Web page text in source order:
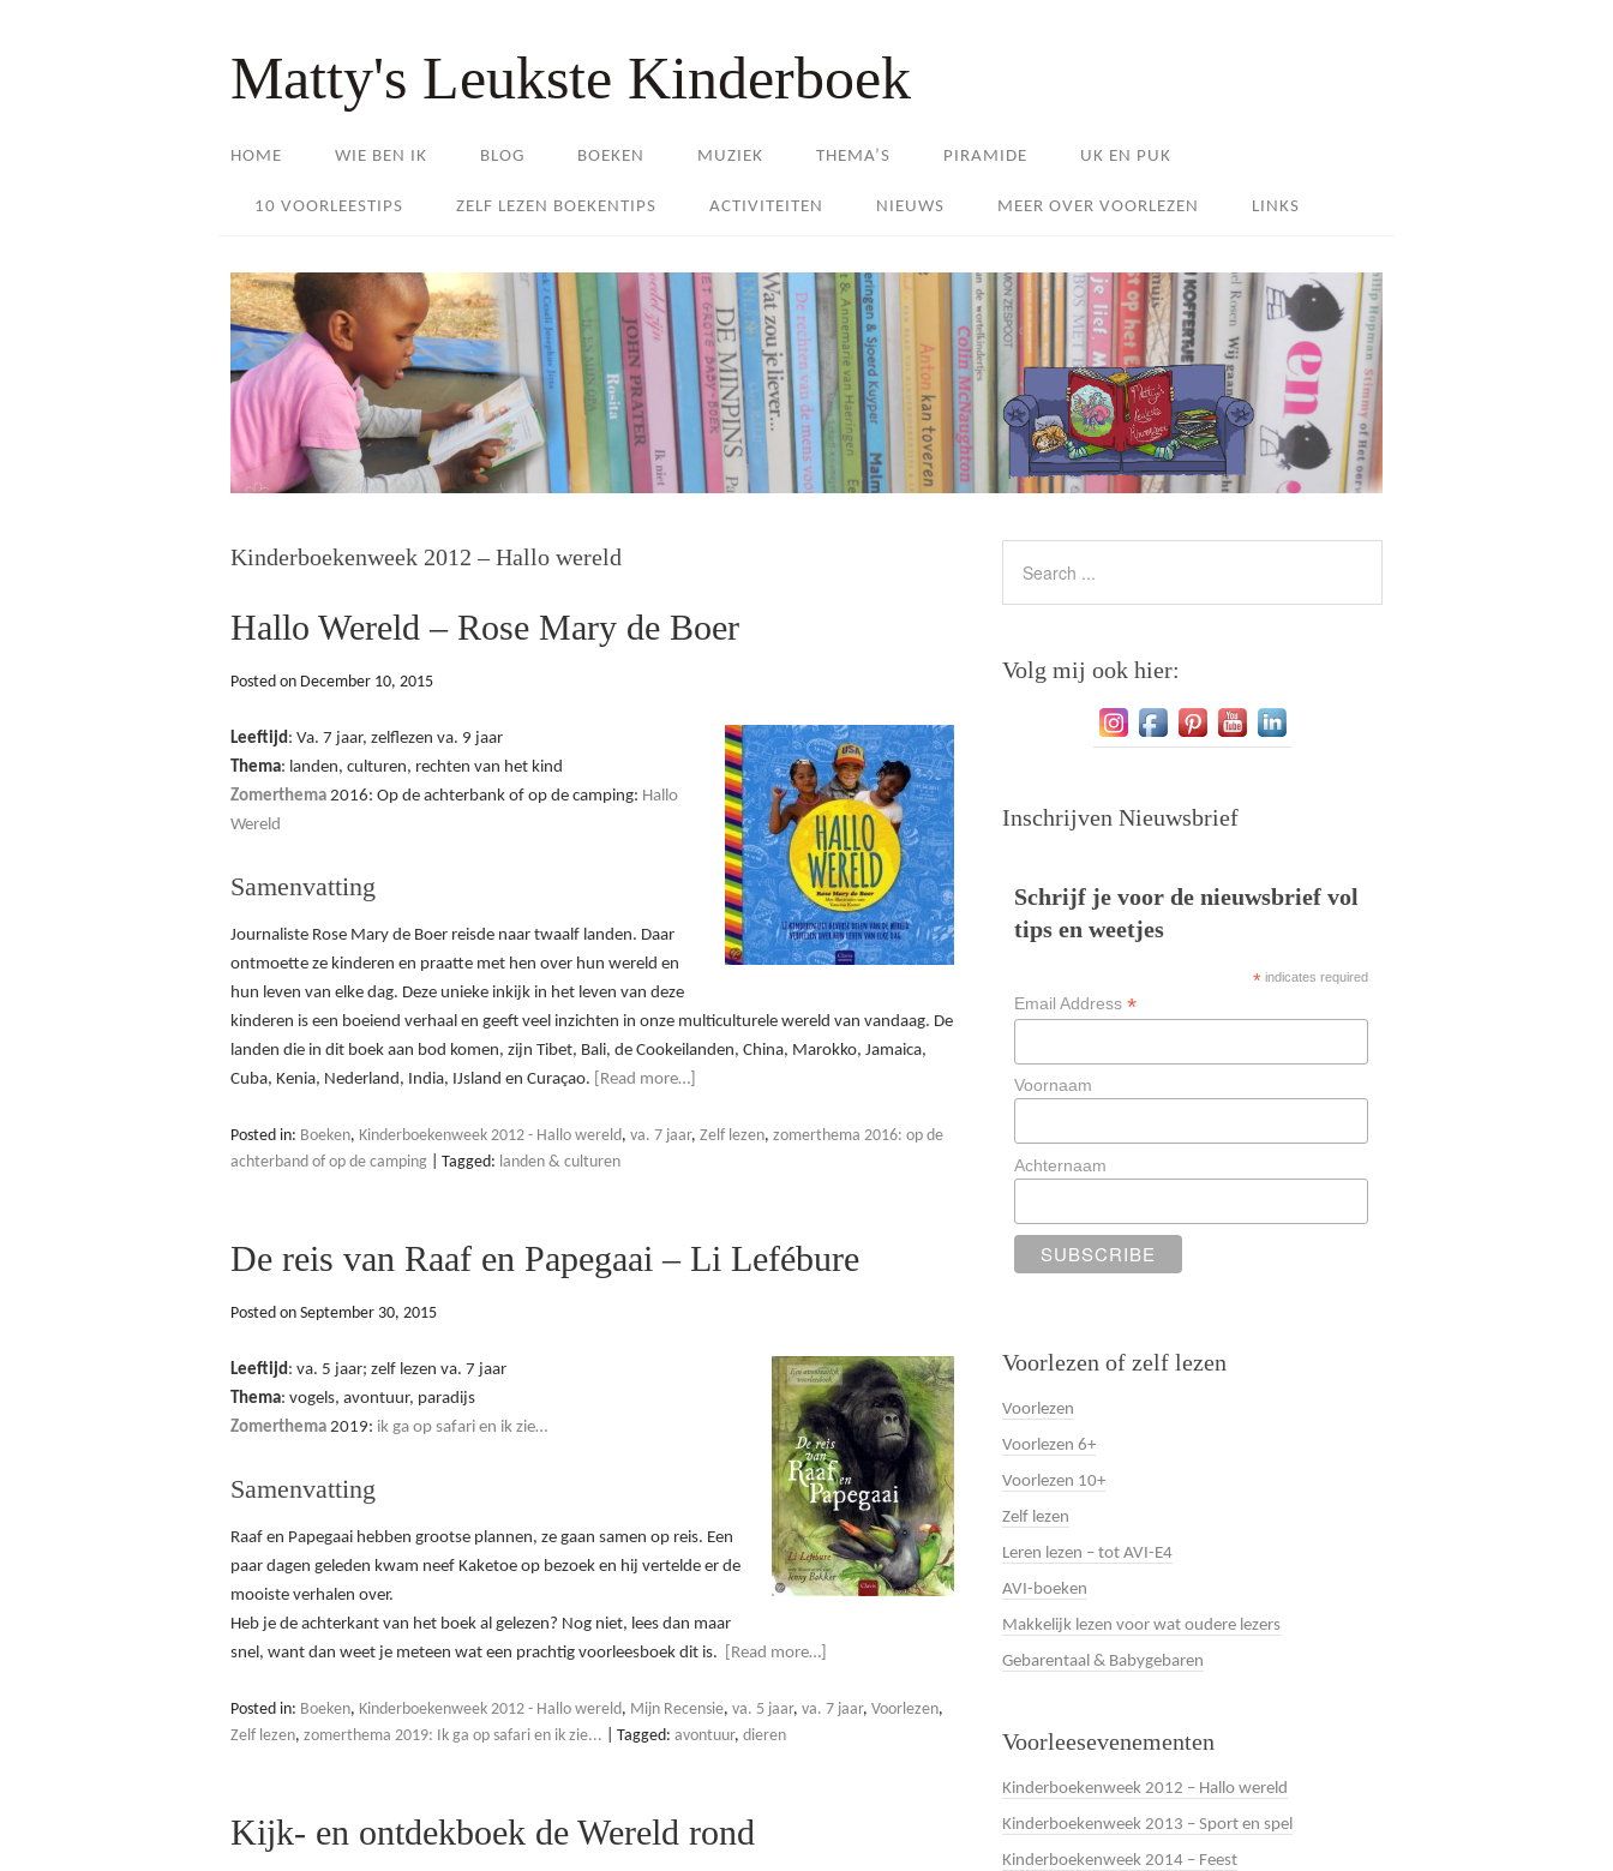
Matty's Leukste Kinderboek
HOME WIE BEN IK BLOG BOEKEN MUZIEK THEMA’S PIRAMIDE UK EN PUK
10 VOORLEESTIPS ZELF LEZEN BOEKENTIPS ACTIVITEITEN NIEUWS MEER OVER VOORLEZEN LINKS
Kinderboekenweek 2012 – Hallo wereld
Hallo Wereld – Rose Mary de Boer
Posted on December 10, 2015
Leeftijd: Va. 7 jaar, zelflezen va. 9 jaar
Thema: landen, culturen, rechten van het kind
Zomerthema 2016: Op de achterbank of op de camping: Hallo
Wereld
Samenvatting
Journaliste Rose Mary de Boer reisde naar twaalf landen. Daar
ontmoette ze kinderen en praatte met hen over hun wereld en
hun leven van elke dag. Deze unieke inkijk in het leven van deze
kinderen is een boeiend verhaal en geeft veel inzichten in onze multiculturele wereld van vandaag. De
landen die in dit boek aan bod komen, zijn Tibet, Bali, de Cookeilanden, China, Marokko, Jamaica,
Cuba, Kenia, Nederland, India, IJsland en Curaçao.
[Read more…]
Posted in: Boeken, Kinderboekenweek 2012 - Hallo wereld, va. 7 jaar, Zelf lezen, zomerthema 2016: op de
achterband of op de camping
Tagged: landen & culturen
De reis van Raaf en Papegaai – Li Lefébure
Posted on September 30, 2015
Leeftijd: va. 5 jaar; zelf lezen va. 7 jaar
Thema: vogels, avontuur, paradijs
Zomerthema 2019: ik ga op safari en ik zie…
Samenvatting
Raaf en Papegaai hebben grootse plannen, ze gaan samen op reis. Een
paar dagen geleden kwam neef Kaketoe op bezoek en hij vertelde er de
mooiste verhalen over.
Heb je de achterkant van het boek al gelezen? Nog niet, lees dan maar
snel, want dan weet je meteen wat een prachtig voorleesboek dit is.
[Read more…]
Posted in: Boeken, Kinderboekenweek 2012 - Hallo wereld, Mijn Recensie, va. 5 jaar, va. 7 jaar, Voorlezen,
Zelf lezen, zomerthema 2019: Ik ga op safari en ik zie... Tagged: avontuur, dieren
Kijk- en ontdekboek de Wereld rond
Volg mij ook hier:
Inschrijven Nieuwsbrief
Schrijf je voor de nieuwsbrief vol
tips en weetjes
*indicates required
Email Address *
Voornaam
Achternaam
Voorlezen of zelf lezen
Voorlezen
Voorlezen 6+
Voorlezen 10+
Zelf lezen
Leren lezen – tot AVI-E4
AVI-boeken
Makkelijk lezen voor wat oudere lezers
Gebarentaal & Babygebaren
Voorleesevenementen
Kinderboekenweek 2012 – Hallo wereld
Kinderboekenweek 2013 – Sport en spel
Kinderboekenweek 2014 – Feest